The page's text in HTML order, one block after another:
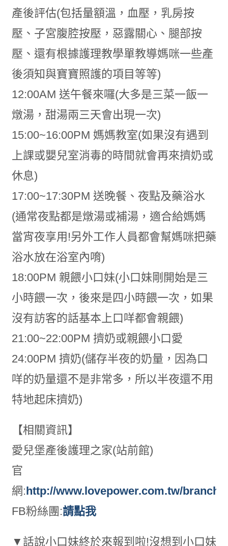
產後評估(包括量額溫，血壓，乳房按
壓、子宮腹腔按壓，惡露關心、腿部按
壓、還有根據護理教學單教導媽咪一些產
後須知與寶寶照護的項目等等)
12:00AM 送午餐來囉(大多是三菜一飯一
燉湯，甜湯兩三天會出現一次)
15:00~16:00PM 媽媽教室(如果沒有遇到
上課或嬰兒室消毒的時間就會再來擠奶或
休息)
17:00~17:30PM 送晚餐、夜點及藥浴水
(通常夜點都是燉湯或補湯，適合給媽媽
當宵夜享用!另外工作人員都會幫媽咪把藥
浴水放在浴室內唷)
18:00PM 親餵小口妹(小口妹剛開始是三
小時餵一次，後來是四小時餵一次，如果
沒有訪客的話基本上口咩都會親餵)
21:00~22:00PM 擠奶或親餵小口愛
24:00PM 擠奶(儲存半夜的奶量，因為口
咩的奶量還不是非常多，所以半夜還不用
特地起床擠奶)
【相關資訊】
愛兒堡產後護理之家(站前館)
官
網:http://www.lovepower.com.tw/branch2/
FB粉絲團:請點我
▼話說小口妹終於來報到啦!沒想到小口妹